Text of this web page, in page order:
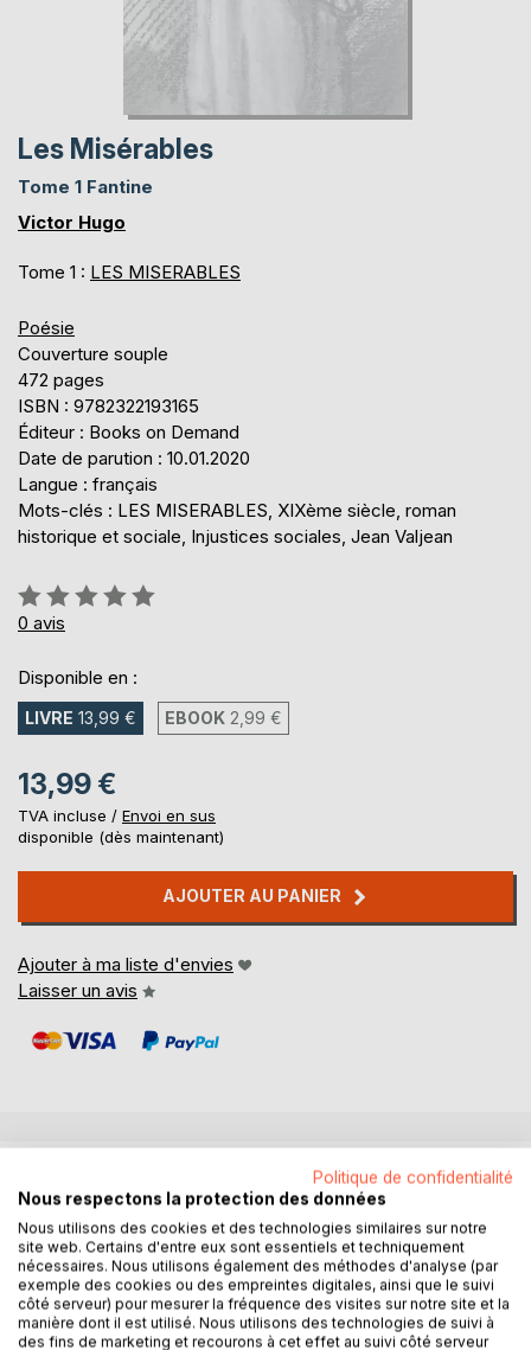
Les Misérables
Tome 1 Fantine
Victor Hugo
Tome 1 : LES MISERABLES
Poésie
Couverture souple
472 pages
ISBN : 9782322193165
Éditeur : Books on Demand
Date de parution : 10.01.2020
Langue : français
Mots-clés : LES MISERABLES, XIXème siècle, roman
historique et sociale, Injustices sociales, Jean Valjean
Évaluation:
0%
0 avis
Disponible en :
LIVRE 13,99 € EBOOK 2,99 €
13,99 €
TVA incluse / Envoi en sus
disponible (dès maintenant)
AJOUTER AU PANIER
Ajouter à ma liste d'envies
Laisser un avis
LES MISERABLES, roman de Victor hugo, est paru en 1862.
Ce roman est l'un des plus populaires de la littérature
française du XIXème siècle.
Par cette oeuvre, Victor Hugo veut décrire de façon
systématique la vie misérable à Paris et en province afin de
Politique de confidentialité
Nous respectons la protection des données
Nous utilisons des cookies et des technologies similaires sur notre
site web. Certains d'entre eux sont essentiels et techniquement
nécessaires. Nous utilisons également des méthodes d'analyse (par
exemple des cookies ou des empreintes digitales, ainsi que le suivi
côté serveur) pour mesurer la fréquence des visites sur notre site et la
manière dont il est utilisé. Nous utilisons des technologies de suivi à
des fins de marketing et recourons à cet effet au suivi côté serveur